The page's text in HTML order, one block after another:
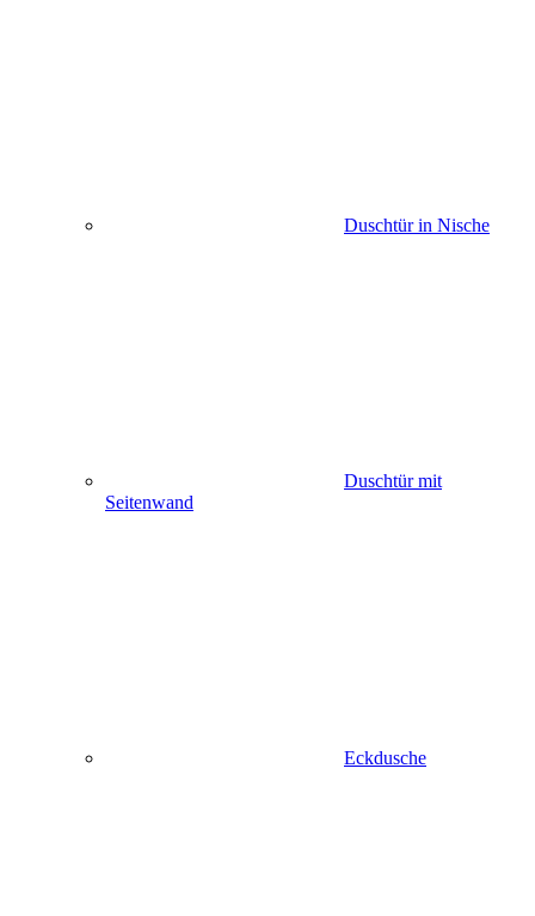
Duschtür in Nische
Duschtür mit
Seitenwand
Eckdusche